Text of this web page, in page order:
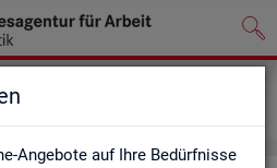
Angebote auf Ihre Bedürfnisse